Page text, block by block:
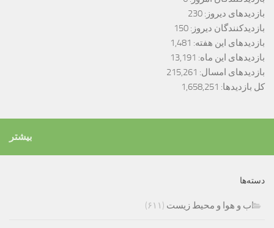
بازدیدهای دیروز: 230
بازدیدکنندگان دیروز: 150
بازدیدهای این هفته: 1,481
بازدیدهای این ماه: 13,191
بازدیدهای امسال: 215,261
کل بازدیدها: 1,658,251
بیشتر
دسته‌ها
اب و هوا و محیط زیست (۶۱۱)